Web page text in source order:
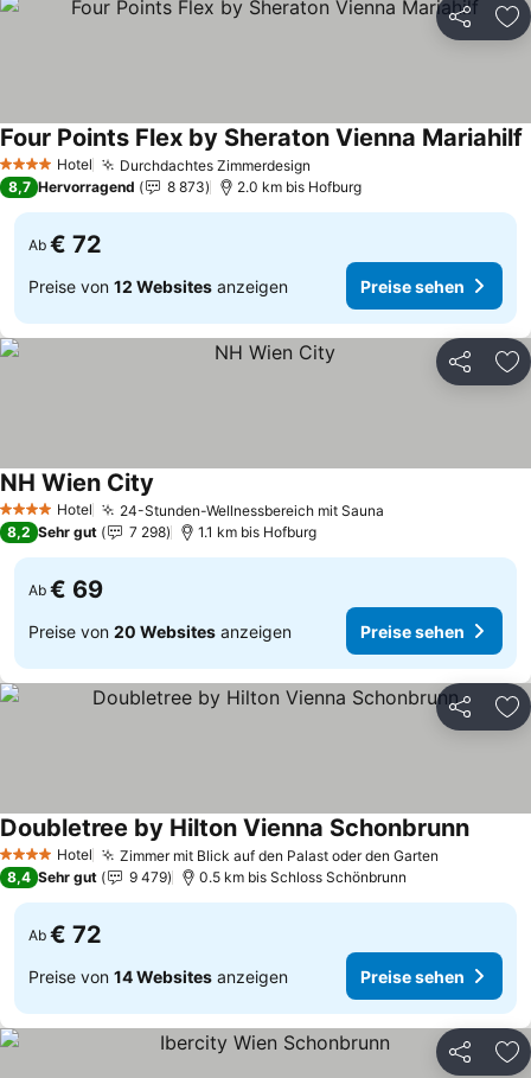
Teilen
4 Sterne Hotel Durchdachtes Zimmerdesign
Four Points Flex by Sheraton Vienna Mariahilf
8,7 Hervorragend 8 873 2.0 km bis Hofburg
Ab € 72
Preise von 12 Websites anzeigen Preise sehen
Teilen
4 Sterne Hotel 24-Stunden-Wellnessbereich mit Sauna
NH Wien City
8,2 Sehr gut 7 298 1.1 km bis Hofburg
Ab € 69
Preise von 20 Websites anzeigen Preise sehen
Teilen
4 Sterne Hotel Zimmer mit Blick auf den Palast oder den Garten
Doubletree by Hilton Vienna SchonbrunnPreise
8,4 Sehr gut 9 479 0.5 km bis Schloss Schönbrunn
Ab € 72
Preise von 14 Websites anzeigen Preise sehen
Teilen